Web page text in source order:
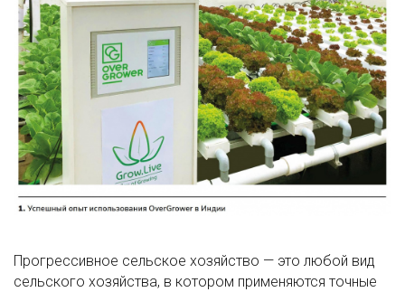
Прогрессивное сельское хозяйство — это любой вид
сельского хозяйства, в котором применяются точные